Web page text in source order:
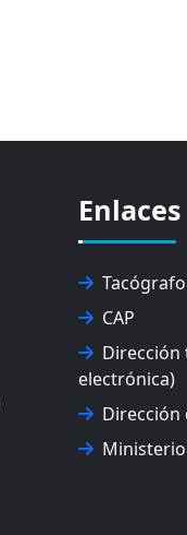
CAP
Dirección
electrónica)
Dirección